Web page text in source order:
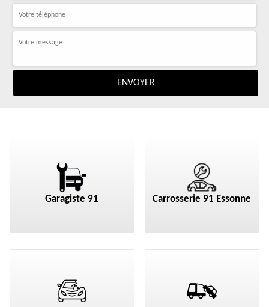
Garagiste 91 Carrosserie 91 Essonne